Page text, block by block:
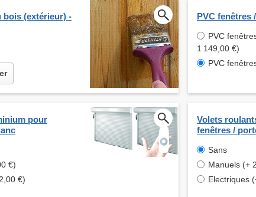
bois (extérieur) -
PVC fenêtres
PVC
1 149,00 €)
PVC
pour
€)
€)
Volets
fenêtres /
Sans
Manuels (+
Electriques